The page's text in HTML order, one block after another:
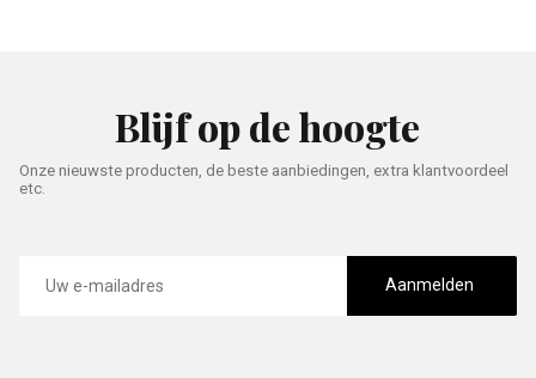
Blijf op de hoogte
Onze nieuwste producten, de beste aanbiedingen, extra klantvoordeel
etc.
mailadres
Aanmelden